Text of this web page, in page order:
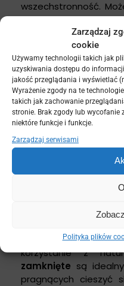
Zarządzaj
cookie
Używamy technologii takich jak
uzyskiwania dostępu do
jakość przeglądania i wyświetlać
Wyrażenie zgody na te
takich jak zachowanie
stronie. Brak zgody lub wycofanie
niektóre funkcje i funkcje.
Zarządzaj serwisami
Polityka plików
wszechstronność.
miejsce do
przestrzeń do
na świeżym
budowy pergoli
orazkompozyty, co
wyglądu do stylu
pergola może
ogrodowej,
otoczeniem.
Taras zamknięty
to
Zazwyczaj jest to
wiatrem i deszczem,
korzystanie z
zamknięte są
pragnących cieszyć